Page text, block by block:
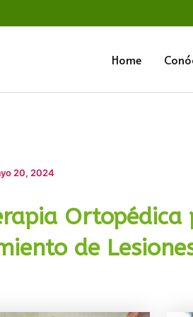
Home
20, 2024
Ortopédica
de